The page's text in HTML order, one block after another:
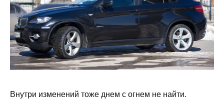
Внутри изменений тоже днем с огнем не найти.